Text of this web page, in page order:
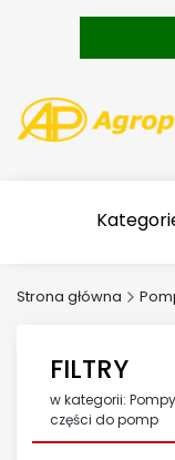
Strona główna
FILTRY
w kategorii:
części do pomp